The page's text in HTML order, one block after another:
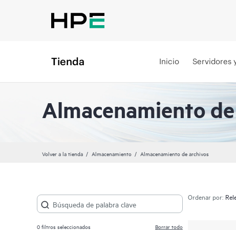
Tienda Inicio Servidores
Almacenamiento
Volver a la tienda Almacenamiento Almacenamiento de archivos
0filtros seleccionados Borrar todo
Ordenar por: